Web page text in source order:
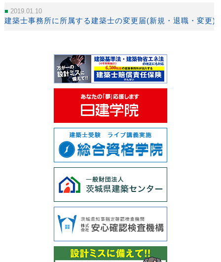
2019.01.10
建築士事務所に所属する建築士の変更届(新規・退職・変更)